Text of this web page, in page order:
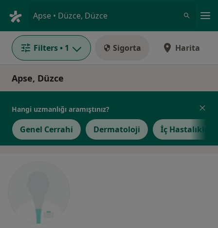
Apse • Düzce, Düzce
Filters • 1 Sigorta Harita
Apse, Düzce
Hangi uzmanlığı aramıştınız?
Genel Cerrahi Dermatoloji İç Hastalıkları